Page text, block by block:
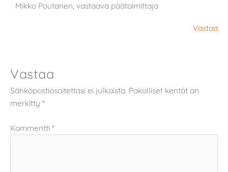
Mikko Poutanen, vastaava päätoimittaja
Vastaa
Vastaa
Sähköpostiosoitettasi ei julkaista. Pakolliset kentät on
merkitty *
Kommentti *